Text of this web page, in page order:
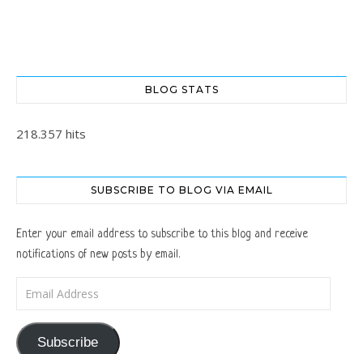
BLOG STATS
218.357 hits
SUBSCRIBE TO BLOG VIA EMAIL
Enter your email address to subscribe to this blog and receive
notifications of new posts by email.
Subscribe